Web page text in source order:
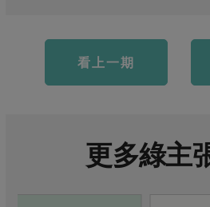
看上一期
更多綠主